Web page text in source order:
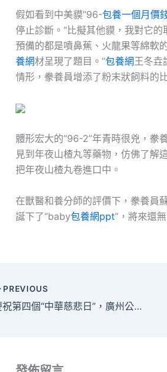
假如看到中美貘“96-包養一個月價
停止診斷。“比擬其他貘，我對它
預備的都是噴鼻蕉、火龍果等綿軟
養網材呈現了題目。”包養網王冬垚
情形，豢養員增添了粉末狀飼料的
體形宏大的“96-2”年青時很兇，豢
見到年夜山楂丸等藥物，仿佛了解
把年夜山楂丸卷進口中。
在獸醫和養分師的評價下，豢養員
誕下了“baby包養網ppt”，將來還
PREVIOUS
慶祝第四個“中華慈悲日”，廣州公益慈悲組織“曬賬單”，還有深度親身經歷活動邀市甜包養網平易近參與